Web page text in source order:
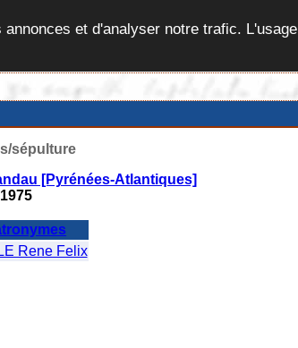
et d'analyser notre trafic. L'usage
sépulture
[Pyrénées-Atlantiques]
1975
Rene Felix